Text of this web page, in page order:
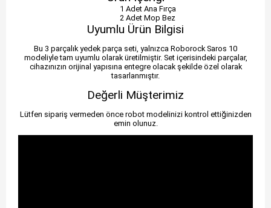
1 Adet Ana Fırça
2 Adet Mop Bez
Uyumlu Ürün Bilgisi
Bu 3 parçalık yedek parça seti, yalnızca Roborock Saros 10
modeliyle tam uyumlu olarak üretilmiştir. Set içerisindeki parçalar,
cihazınızın orijinal yapısına entegre olacak şekilde özel olarak
tasarlanmıştır.
Değerli Müşterimiz
Lütfen sipariş vermeden önce robot modelinizi kontrol ettiğinizden
emin olunuz.